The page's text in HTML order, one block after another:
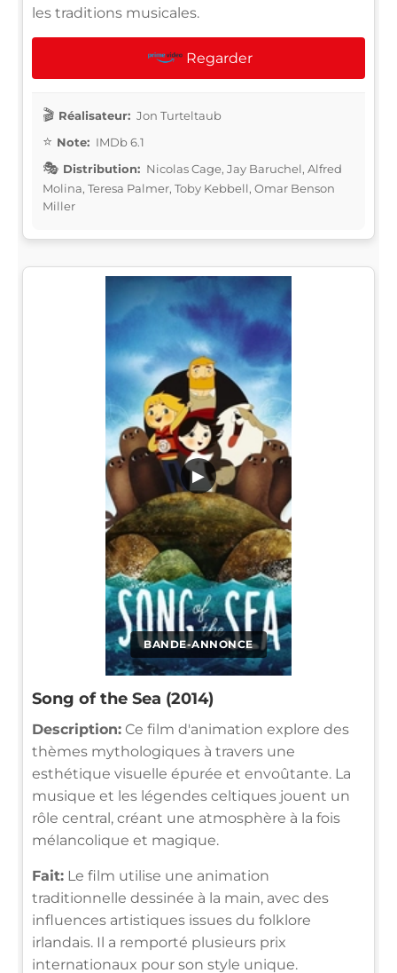
les traditions musicales.
Regarder
Réalisateur: Jon Turteltaub
Note: IMDb 6.1
Distribution: Nicolas Cage, Jay Baruchel, Alfred
Molina, Teresa Palmer, Toby Kebbell, Omar Benson
Miller
BANDE-ANNONCE
▶
Song of the Sea (2014)
Description: Ce film d'animation explore des
thèmes mythologiques à travers une
esthétique visuelle épurée et envoûtante. La
musique et les légendes celtiques jouent un
rôle central, créant une atmosphère à la fois
mélancolique et magique.
Fait: Le film utilise une animation
traditionnelle dessinée à la main, avec des
influences artistiques issues du folklore
irlandais. Il a remporté plusieurs prix
internationaux pour son style unique.